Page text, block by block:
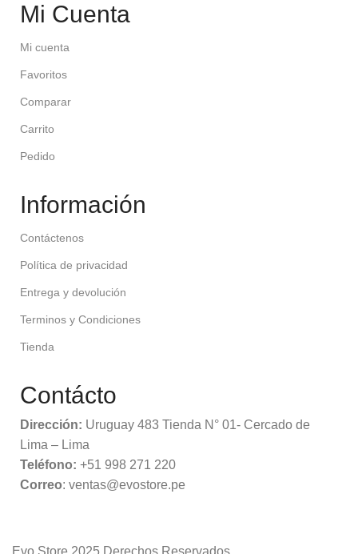
Mi Cuenta
Mi cuenta
Favoritos
Comparar
Carrito
Pedido
Información
Contáctenos
Política de privacidad
Entrega y devolución
Terminos y Condiciones
Tienda
Contácto
Dirección: Uruguay 483 Tienda N° 01- Cercado de
Lima – Lima
Teléfono: +51 998 271 220
Correo: ventas@evostore.pe